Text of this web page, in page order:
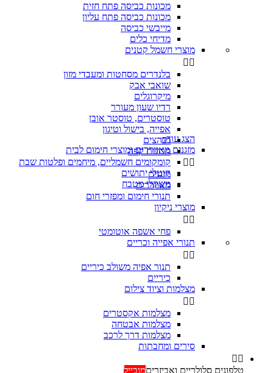
מכונות כביסה פתח חזית
מכונות כביסה פתח עליון
מייבשי כביסה
מדיחי כלים
מוצרי חשמל קטנים
 
בלנדרים מסחטות ומעבדי מזון
שואבי אבק
מיקרוגלים
רדיו שעון מעורר
טוסטרים, טוסטר אובן
אפייה, בישול וטיגון
מגהצים
מכונות קפה
קומקומים חשמליים, מיחמים ופלטות שבת
קוטלי יתושים
משקלי מטבח
הצג עוד
מזגנים מאווררים ומוצרי חימום לבית
 
מזגנים
מאווררים
תנורי חימום ומפזרי חום
מוצרי ניקיון
 
פחי אשפה אוטומטי
תנורי אפייה וכריים
 
‏תנור אפיה משולב כיריים
כיריים
מצלמות וציוד צילום
 
מצלמות אקסטרים
מצלמות אבטחה
מצלמות דרך לרכב
סירים ומחבתות
 
טלפונים סלולריים ואביזריםמובייל